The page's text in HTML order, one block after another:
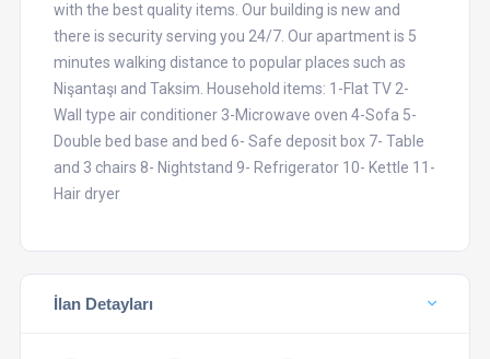
with the best quality items. Our building is new and
there is security serving you 24/7. Our apartment is 5
minutes walking distance to popular places such as
Nişantaşı and Taksim. Household items: 1-Flat TV 2-
Wall type air conditioner 3-Microwave oven 4-Sofa 5-
Double bed base and bed 6- Safe deposit box 7- Table
and 3 chairs 8- Nightstand 9- Refrigerator 10- Kettle 11-
Hair dryer
İlan Detayları